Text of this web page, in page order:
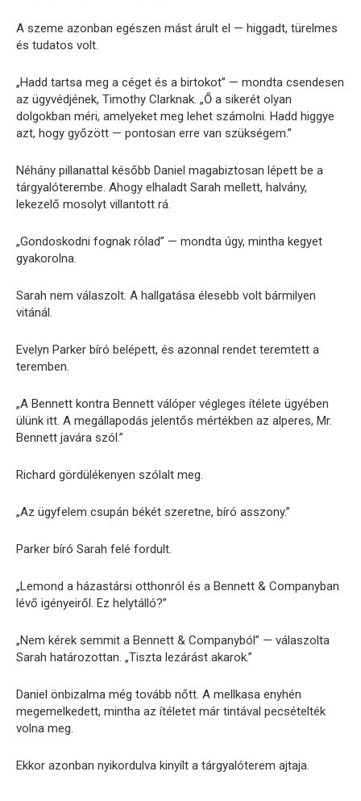
A szeme azonban egészen mást árult el — higgadt, türelmes
és tudatos volt.
„Hadd tartsa meg a céget és a birtokot” — mondta csendesen
az ügyvédjének, Timothy Clarknak. „Ő a sikerét olyan
dolgokban méri, amelyeket meg lehet számolni. Hadd higgye
azt, hogy győzött — pontosan erre van szükségem.”
Néhány pillanattal később Daniel magabiztosan lépett be a
tárgyalóterembe. Ahogy elhaladt Sarah mellett, halvány,
lekezelő mosolyt villantott rá.
„Gondoskodni fognak rólad” — mondta úgy, mintha kegyet
gyakorolna.
Sarah nem válaszolt. A hallgatása élesebb volt bármilyen
vitánál.
Evelyn Parker bíró belépett, és azonnal rendet teremtett a
teremben.
„A Bennett kontra Bennett válóper végleges ítélete ügyében
ülünk itt. A megállapodás jelentős mértékben az alperes, Mr.
Bennett javára szól.”
Richard gördülékenyen szólalt meg.
„Az ügyfelem csupán békét szeretne, bíró asszony.”
Parker bíró Sarah felé fordult.
„Lemond a házastársi otthonról és a Bennett & Companyban
lévő igényeiről. Ez helytálló?”
„Nem kérek semmit a Bennett & Companyból” — válaszolta
Sarah határozottan. „Tiszta lezárást akarok.”
Daniel önbizalma még tovább nőtt. A mellkasa enyhén
megemelkedett, mintha az ítéletet már tintával pecsételték
volna meg.
Ekkor azonban nyikordulva kinyílt a tárgyalóterem ajtaja.